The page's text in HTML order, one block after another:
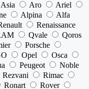
Asia Aro
Ariel
Alpina
Alfa
Renaissance
Qvale
Qoros
Porsche
Opel
Osca
Peugeot
Noble
Rezvani
Rimac
Ronart
Rover